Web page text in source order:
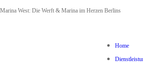
Zum
Menü
Schließen
Marina West: Die Werft & Marina im Herzen Berlins
Home